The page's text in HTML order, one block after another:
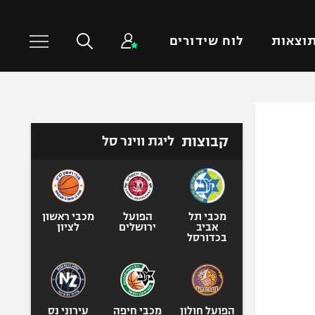
תוצאות לוח שידורים
טניס
כדורעף
ג'ודו
ספורט אולימפי
קבוצות ליגת ווינר סל
מכבי תל
אביב
בכדורסל
הפועל
ירושלים
מכבי ראשון
לציון
הפועל חולון
מכבי חיפה
עירוני נס